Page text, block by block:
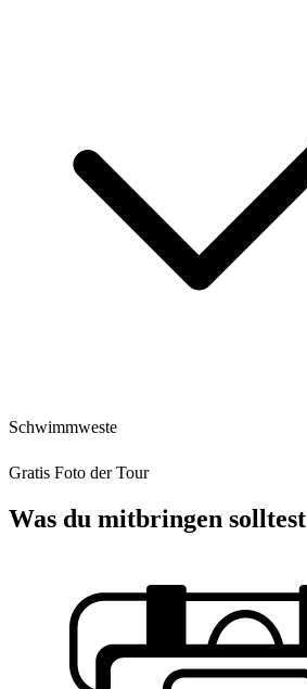
Schwimmweste
Gratis Foto der Tour
Was du mitbringen solltest